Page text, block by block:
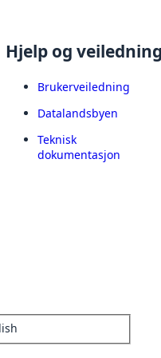
Hjelp og
Brukerveiledning
Datalandsbyen
Teknisk
dokumentasjon